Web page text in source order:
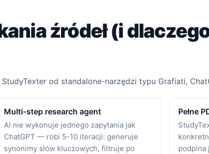
źródeł (i
od standalone-narzędzi typu Grafiati,
Multi-step research agent
AI nie wykonuje jednego zapytania jak
ChatGPT — robi 5-10 iteracji: generuje
synonimy słów kluczowych, filtruje po
Pełne
podpina